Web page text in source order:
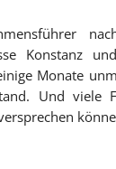
Konstanz
Monate
Und viele